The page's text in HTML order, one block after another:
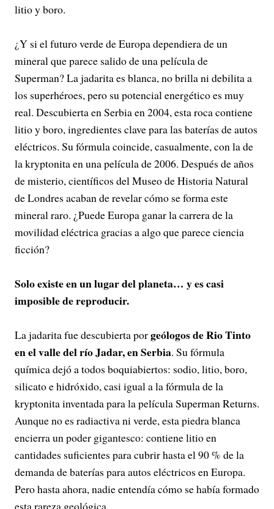
litio y boro.
¿Y si el futuro verde de Europa dependiera de un
mineral que parece salido de una película de
Superman? La jadarita es blanca, no brilla ni debilita a
los superhéroes, pero su potencial energético es muy
real. Descubierta en Serbia en 2004, esta roca contiene
litio y boro, ingredientes clave para las baterías de autos
eléctricos. Su fórmula coincide, casualmente, con la de
la kryptonita en una película de 2006. Después de años
de misterio, científicos del Museo de Historia Natural
de Londres acaban de revelar cómo se forma este
mineral raro. ¿Puede Europa ganar la carrera de la
movilidad eléctrica gracias a algo que parece ciencia
ficción?
Solo existe en un lugar del planeta… y es casi
imposible de reproducir.
La jadarita fue descubierta porgeólogos de Rio Tinto
en el valle del río Jadar, en Serbia. Su fórmula
química dejó a todos boquiabiertos: sodio, litio, boro,
silicato e hidróxido, casi igual a la fórmula de la
kryptonita inventada para la película Superman Returns.
Aunque no es radiactiva ni verde, esta piedra blanca
encierra un poder gigantesco: contiene litio en
cantidades suficientes para cubrir hasta el 90 % de la
demanda de baterías para autos eléctricos en Europa.
Pero hasta ahora, nadie entendía cómo se había formado
esta rareza geológica.